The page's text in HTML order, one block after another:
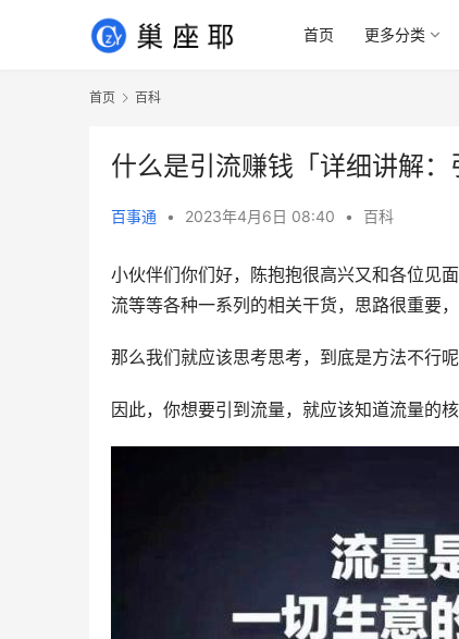
首页 更多分类
首页 百科
什么是引流赚钱「详细讲解：
百事通 • 2023年4月6日 08:40 • 百科
小伙伴们你们好，陈抱抱很高兴又和各位见
流等等各种一系列的相关干货，思路很重要
那么我们就应该思考思考，到底是方法不行
因此，你想要引到流量，就应该知道流量的